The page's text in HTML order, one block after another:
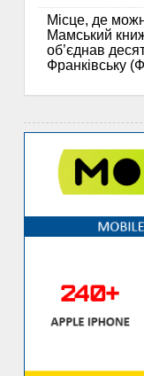
Місце, де
Мамський
об’єднав
Франківську